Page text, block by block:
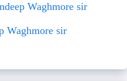
Waghmore sir
Waghmore sir